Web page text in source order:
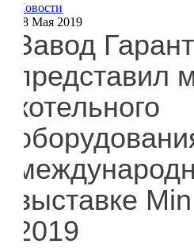
Новости
28 Мая 2019
Завод Гарант
представил
котельного
выставке
2019